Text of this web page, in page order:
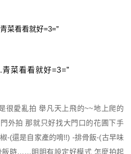
菜看看就好=3=”
愛亂拍 舉凡天上飛的~~地上爬的
外拍 那就只好找大門口的花圃下手
-(還是自家產的唷!!) -排骨飯-(古早味
飯時……明明有設定好模式 怎麼拍起